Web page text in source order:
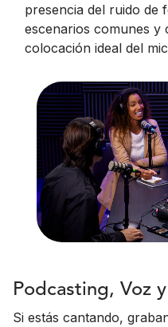
presencia del ruido de
escenarios comunes y
colocación ideal del
Podcasting, Voz
Si estás cantando,